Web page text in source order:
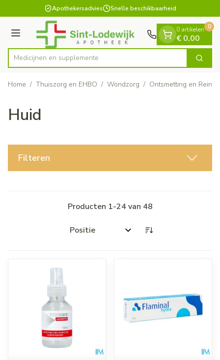
Ga naar de inhoudApothekersadvies Snelle beschikbaarheid
Menu
Product, merk, categorie...
Medicijne Zoek
0 artikelen
€ 0,00
0
Home / Thuiszorg en EHBO / Wondzorg / Ontsmetting en
Huid
Filteren
Producten 1-24van 48
Sorteer op: